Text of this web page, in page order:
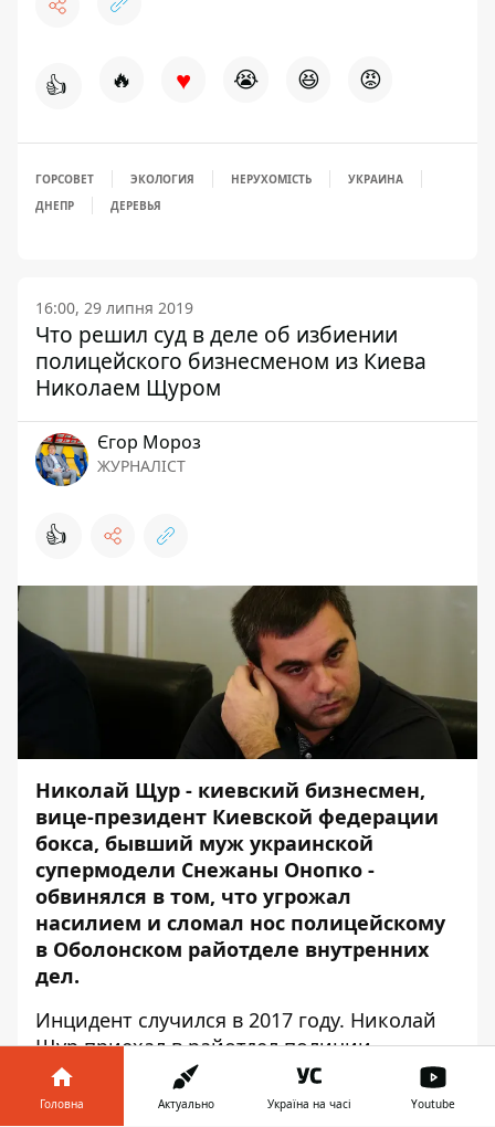
👍 🔥 ♥ 😭 😆 😡
ГОРСОВЕТ ЭКОЛОГИЯ НЕРУХОМІСТЬ
УКРАИНА
ДНЕПР
ДЕРЕВЬЯ
16:00, 29 липня 2019
Что решил суд в деле об избиении
полицейского бизнесменом из Киева
Николаем Щуром
Єгор Мороз
ЖУРНАЛІСТ
👍
Николай Щур - киевский бизнесмен,
вице-президент Киевской федерации
бокса, бывший муж украинской
супермодели Снежаны Онопко -
обвинялся в том, что угрожал
насилием и сломал нос полицейскому
в Оболонском райотделе внутренних
дел.
Инцидент случился в 2017 году. Николай
Щур приехал в райотдел полиции
выручать одну из знакомых девушек,
автомобиль которой остановила полиция.
Головна Актуально Україна на часі Youtube